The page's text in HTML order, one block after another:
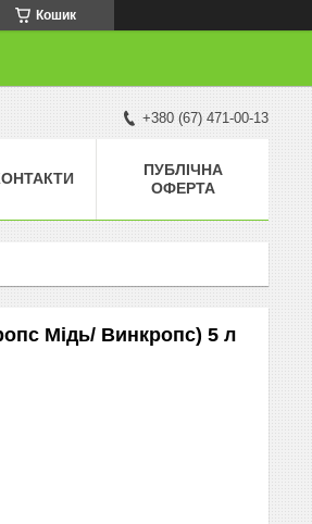
Кошик
+380 (67) 471-00-13
ПУБЛІЧНА
ОФЕРТА
Мідь/ Винкропс) 5 л